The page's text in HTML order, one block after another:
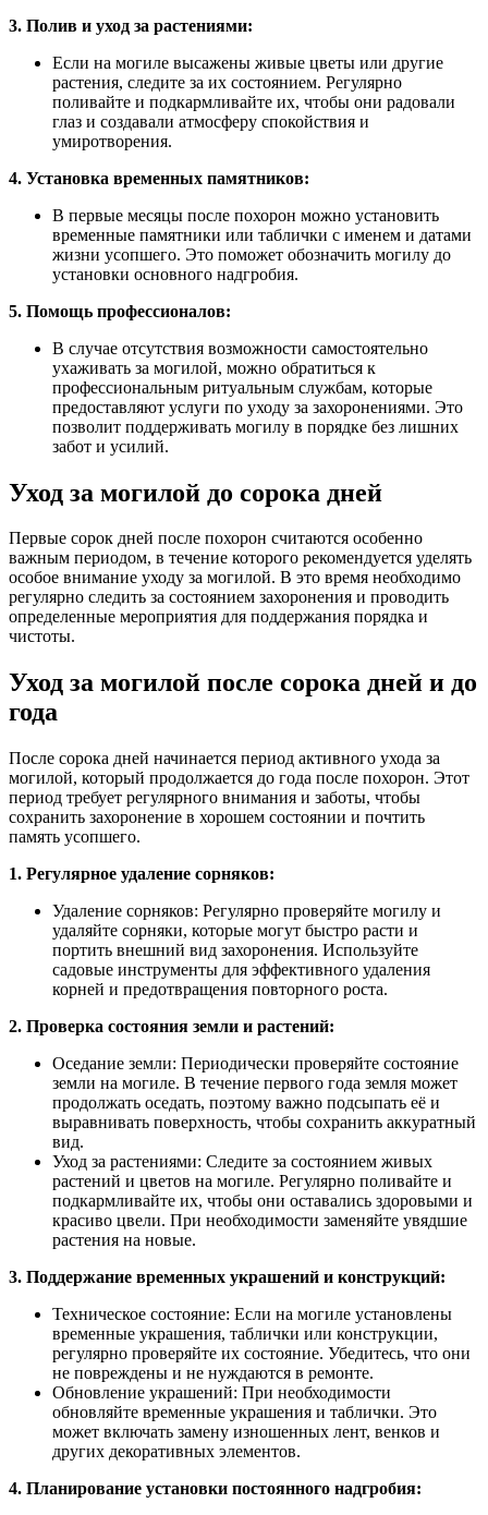
3. Полив и уход за растениями:
Если на могиле высажены живые цветы или другие
растения, следите за их состоянием. Регулярно
поливайте и подкармливайте их, чтобы они радовали
глаз и создавали атмосферу спокойствия и
умиротворения.
4. Установка временных памятников:
В первые месяцы после похорон можно установить
временные памятники или таблички с именем и датами
жизни усопшего. Это поможет обозначить могилу до
установки основного надгробия.
5. Помощь профессионалов:
В случае отсутствия возможности самостоятельно
ухаживать за могилой, можно обратиться к
профессиональным ритуальным службам, которые
предоставляют услуги по уходу за захоронениями. Это
позволит поддерживать могилу в порядке без лишних
забот и усилий.
Уход за могилой до сорока дней
Первые сорок дней после похорон считаются особенно
важным периодом, в течение которого рекомендуется уделять
особое внимание уходу за могилой. В это время необходимо
регулярно следить за состоянием захоронения и проводить
определенные мероприятия для поддержания порядка и
чистоты.
Уход за могилой после сорока дней и до
года
После сорока дней начинается период активного ухода за
могилой, который продолжается до года после похорон. Этот
период требует регулярного внимания и заботы, чтобы
сохранить захоронение в хорошем состоянии и почтить
память усопшего.
1. Регулярное удаление сорняков:
Удаление сорняков: Регулярно проверяйте могилу и
удаляйте сорняки, которые могут быстро расти и
портить внешний вид захоронения. Используйте
садовые инструменты для эффективного удаления
корней и предотвращения повторного роста.
2. Проверка состояния земли и растений:
Оседание земли: Периодически проверяйте состояние
земли на могиле. В течение первого года земля может
продолжать оседать, поэтому важно подсыпать её и
выравнивать поверхность, чтобы сохранить аккуратный
вид.
Уход за растениями: Следите за состоянием живых
растений и цветов на могиле. Регулярно поливайте и
подкармливайте их, чтобы они оставались здоровыми и
красиво цвели. При необходимости заменяйте увядшие
растения на новые.
3. Поддержание временных украшений и конструкций:
Техническое состояние: Если на могиле установлены
временные украшения, таблички или конструкции,
регулярно проверяйте их состояние. Убедитесь, что они
не повреждены и не нуждаются в ремонте.
Обновление украшений: При необходимости
обновляйте временные украшения и таблички. Это
может включать замену изношенных лент, венков и
других декоративных элементов.
4. Планирование установки постоянного надгробия: